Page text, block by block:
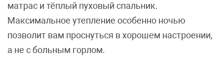
матрас и тёплый пуховый спальник.
Максимальное утепление особенно ночью
позволит вам проснуться в хорошем настроении,
а не с больным горлом.